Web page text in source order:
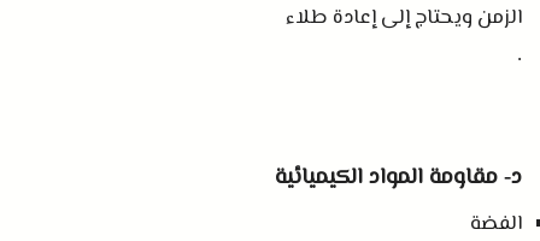
الزمن ويحتاج إلى إعادة طلاء
.
د- مقاومة المواد الكيميائية
الفضة